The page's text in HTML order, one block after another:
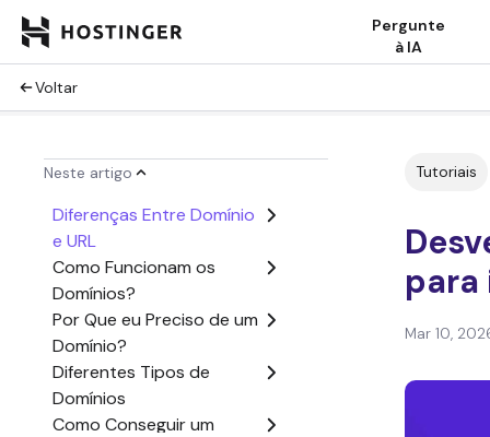
Pergunte
à IA
Voltar
Neste artigo
Diferenças Entre Domínio
e URL
Como Funcionam os
Domínios?
Por Que eu Preciso de um
Domínio?
Diferentes Tipos de
Domínios
Como Conseguir um
Tutoriais
Mar 10,